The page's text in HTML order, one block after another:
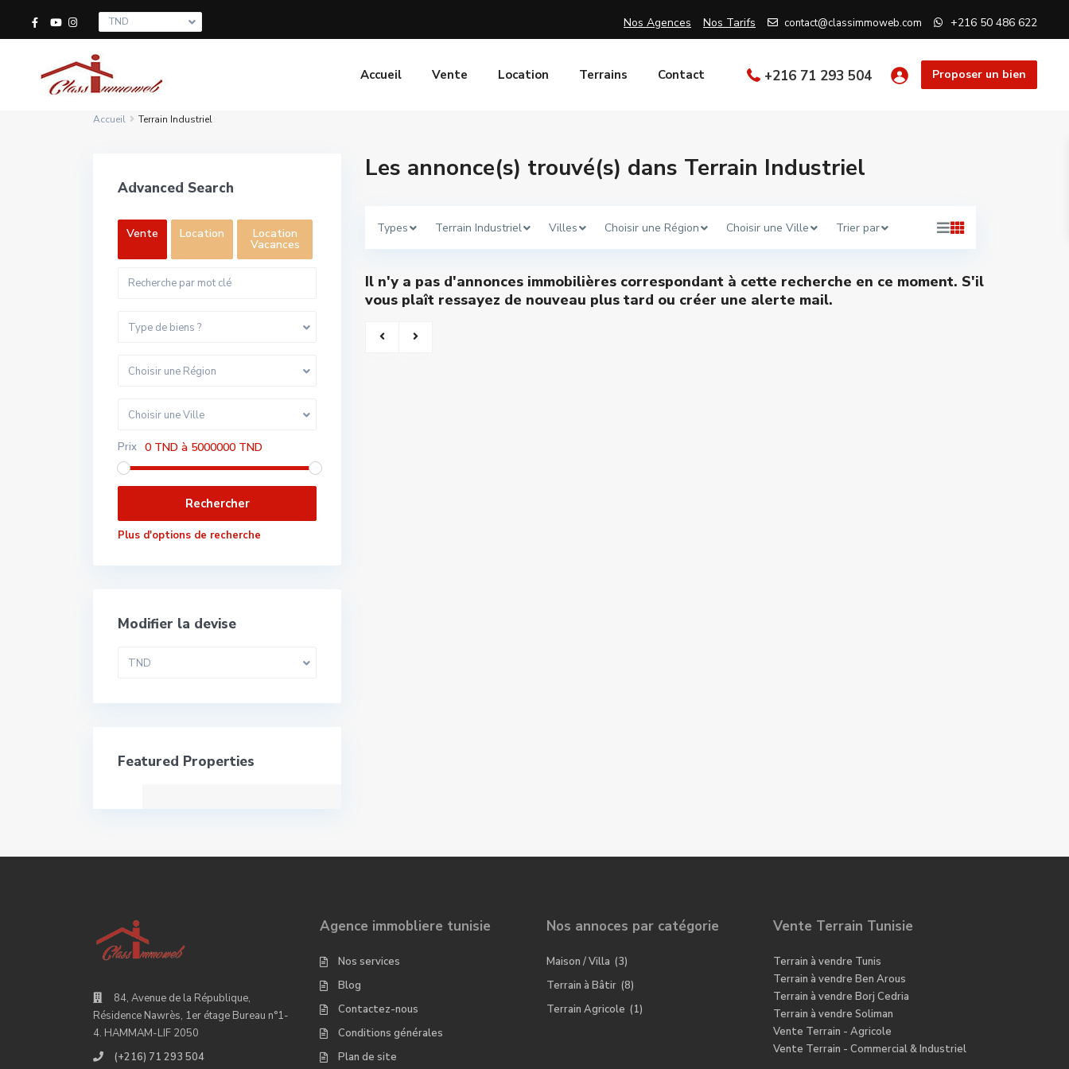
TND Nos Agences Nos Tarifs contact@classimmoweb.com +216 50 486 622
Proposer un bien
+216 71 293 504
Accueil Vente Location Terrains Contact
Accueil Terrain Industriel
Les annonce(s) trouvé(s) dans Terrain Industriel
Types Terrain Industriel Villes Choisir une Région Choisir une Ville Trier par
Il n'y a pas d'annonces immobilières correspondant à cette recherche en ce moment. S'il
vous plaît ressayez de nouveau plus tard ou créer une alerte mail.
Advanced Search
Location Location
Vacances
Vente
Type de biens ?
Choisir une Région
Choisir une Ville
Prix 0 TND à 5000000 TND
Plus d'options de recherche
Modifier la devise
TND
Featured Properties
84, Avenue de la République,
Résidence Nawrès, 1er étage Bureau n°1-
4. HAMMAM-LIF 2050
(+216) 71 293 504
Agence immobliere tunisie
Nos services
Blog
Contactez-nous
Conditions générales
Plan de site
Nos annoces par catégorie
Maison / Villa (3)
Terrain à Bâtir (8)
Terrain Agricole (1)
Vente Terrain Tunisie
Terrain à vendre Tunis
Terrain à vendre Ben Arous
Terrain à vendre Borj Cedria
Terrain à vendre Soliman
Vente Terrain - Agricole
Vente Terrain - Commercial & Industriel